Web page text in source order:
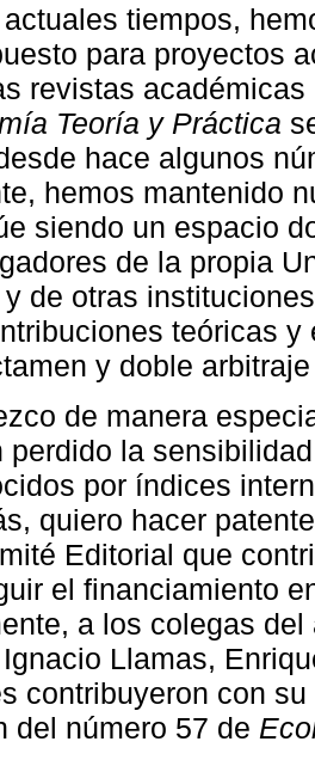
tiempos,
para proyectos
revistas
Teoría y Práctica
hace algunos
hemos mantenido
siendo un espacio
de la propia
y de otras
teóricas
y doble
de manera
perdido la
por índices
quiero hacer
Editorial que
el financiamiento
a los colegas
Llamas,
contribuyeron con
del número 57 de